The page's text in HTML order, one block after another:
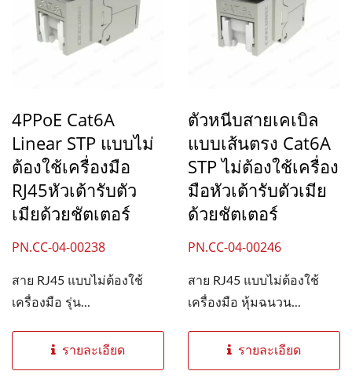
4PPoE Cat6A
Linear STP แบบไม่
ต้องใช้เครื่องมือ
RJ45หัวเต้ารับตัว
เมียด้วยชัตเตอร์
PN.CC-04-00238
สาย RJ45 แบบไม่ต้องใช้
เครื่องมือ รุ่น...
รายละเอียด
ตัวหนีบสายเคเบิล
แบบเส้นตรง Cat6A
STP ไม่ต้องใช้เครื่อง
มือหัวเต้ารับตัวเมีย
ด้วยชัตเตอร์
PN.CC-04-00246
สาย RJ45 แบบไม่ต้องใช้
เครื่องมือ หุ้มฉนวน...
รายละเอียด